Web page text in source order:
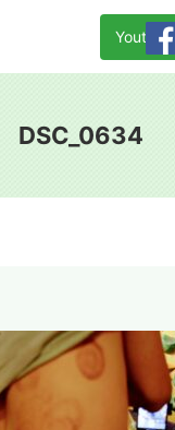
Youtube
DSC_0634